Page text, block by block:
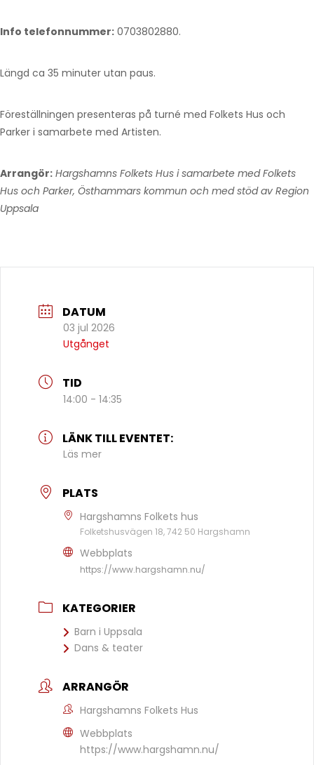
Info telefonnummer: 0703802880.
Längd ca 35 minuter utan paus.
Föreställningen presenteras på turné med Folkets Hus och
Parker i samarbete med Artisten.
Arrangör: Hargshamns Folkets Hus i samarbete med Folkets
Hus och Parker, Östhammars kommun och med stöd av Region
Uppsala
DATUM
03 jul 2026
Utgånget
TID
14:00 - 14:35
LÄNK TILL EVENTET:
Läs mer
PLATS
Hargshamns Folkets hus
Folketshusvägen 18, 742 50 Hargshamn
Webbplats
https://www.hargshamn.nu/
KATEGORIER
Barn i Uppsala
Dans & teater
ARRANGÖR
Hargshamns Folkets Hus
Webbplats
https://www.hargshamn.nu/